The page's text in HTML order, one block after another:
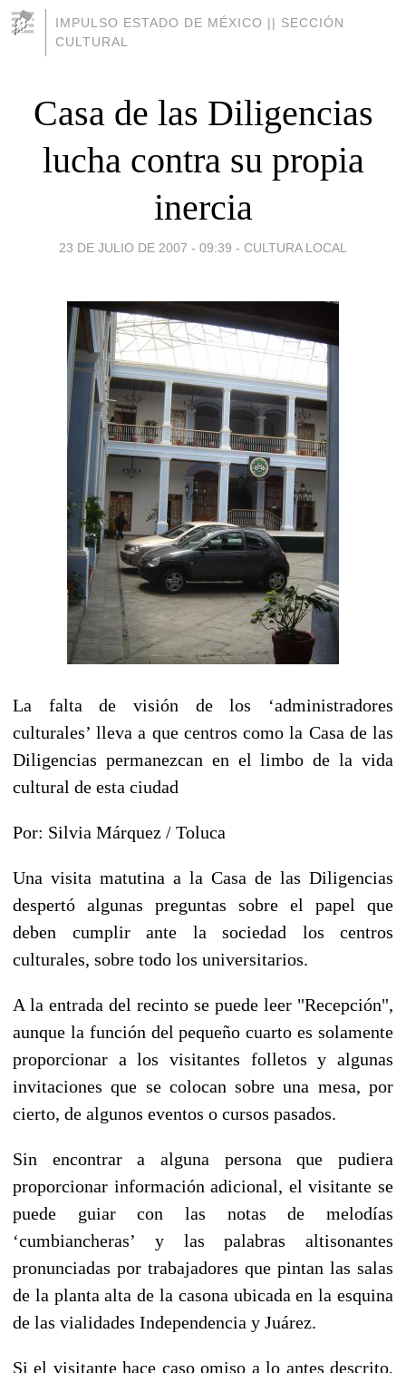
IMPULSO ESTADO DE MÉXICO || SECCIÓN
CULTURAL
Casa de las Diligencias
lucha contra su propia
inercia
23 DE JULIO DE 2007 - 09:39 - CULTURA LOCAL
La falta de visión de los ‘administradores
culturales’ lleva a que centros como la Casa de las
Diligencias permanezcan en el limbo de la vida
cultural de esta ciudad
Por: Silvia Márquez / Toluca
Una visita matutina a la Casa de las Diligencias
despertó algunas preguntas sobre el papel que
deben cumplir ante la sociedad los centros
culturales, sobre todo los universitarios.
A la entrada del recinto se puede leer "Recepción",
aunque la función del pequeño cuarto es solamente
proporcionar a los visitantes folletos y algunas
invitaciones que se colocan sobre una mesa, por
cierto, de algunos eventos o cursos pasados.
Sin encontrar a alguna persona que pudiera
proporcionar información adicional, el visitante se
puede guiar con las notas de melodías
‘cumbiancheras’ y las palabras altisonantes
pronunciadas por trabajadores que pintan las salas
de la planta alta de la casona ubicada en la esquina
de las vialidades Independencia y Juárez.
Si el visitante hace caso omiso a lo antes descrito,